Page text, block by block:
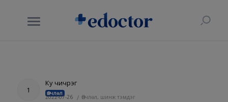
1
Ку чичрэг
Өвчлөл
2022-07-26 / Өвчлөл, шинж тэмдэг